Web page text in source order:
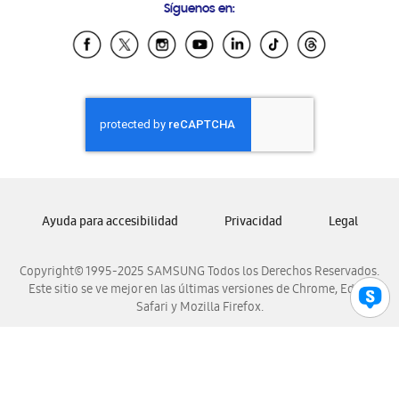
Samsung Ecuador
Samsung El Salvador
Samsung Honduras
Samsung Nicaragua
Samsung Panamá
Samsung Venezuela
Síguenos en:
Copyright© 1995-2025 SAMSUNG Todos los Derechos Reservados.
Este sitio se ve mejor en las últimas versiones de Chrome, Edge,
Safari y Mozilla Firefox.
Ayuda para accesibilidad Privacidad Legal